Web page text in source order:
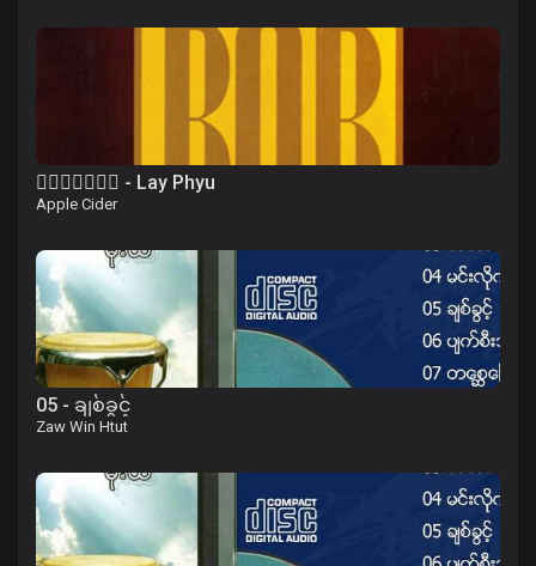
၀ိေရာဓိ - Lay Phyu
Apple Cider
05 - ချစ်ခွင့်
Zaw Win Htut